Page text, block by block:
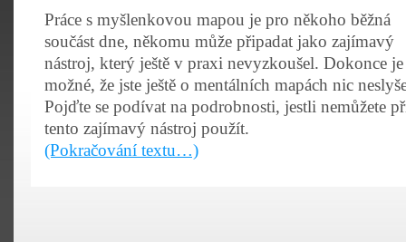
Práce s myšlenkovou mapou je pro někoho běžná
součást dne, někomu může připadat jako zajímavý
nástroj, který ještě v praxi nevyzkoušel. Dokonce je
možné, že jste ještě o mentálních mapách nic
Pojďte se podívat na podrobnosti, jestli nemůžete
tento zajímavý nástroj použít.
(Pokračování textu…)